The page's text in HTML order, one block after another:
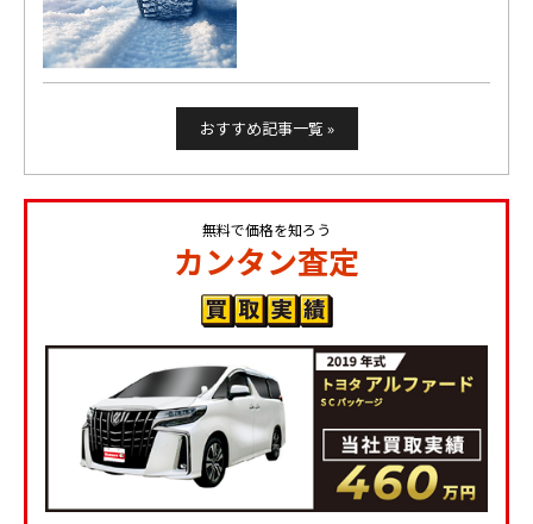
おすすめ記事一覧 »
無料で価格を知ろう
カンタン査定